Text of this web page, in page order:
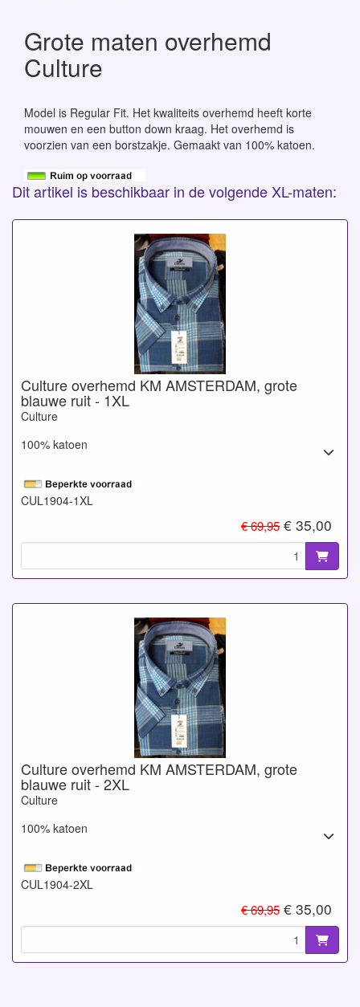
Grote maten overhemd
Culture
Model is Regular Fit. Het kwaliteits overhemd heeft korte
mouwen en een button down kraag. Het overhemd is
voorzien van een borstzakje. Gemaakt van 100% katoen.
Dit artikel is beschikbaar in de volgende XL-maten:
Culture overhemd KM AMSTERDAM, grote
blauwe ruit - 1XL
Culture
100% katoen
CUL1904-1XL
€ 69,95€ 35,00
Culture overhemd KM AMSTERDAM, grote
blauwe ruit - 2XL
Culture
100% katoen
CUL1904-2XL
€ 69,95€ 35,00